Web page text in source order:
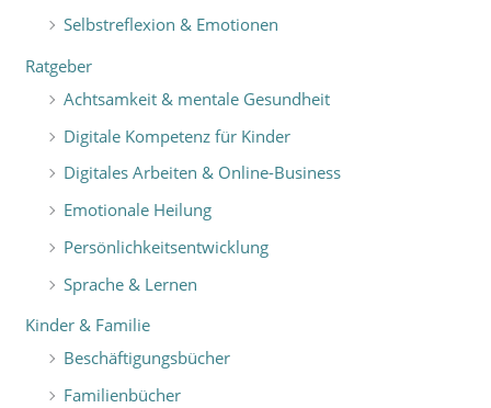
Selbstreflexion & Emotionen
Ratgeber
Achtsamkeit & mentale Gesundheit
Digitale Kompetenz für Kinder
Digitales Arbeiten & Online-Business
Emotionale Heilung
Persönlichkeitsentwicklung
Sprache & Lernen
Kinder & Familie
Beschäftigungsbücher
Familienbücher